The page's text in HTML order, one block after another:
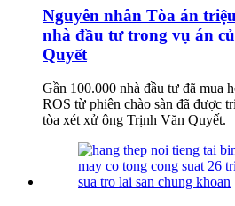
Nguyên nhân Tòa án
nhà đầu tư trong vụ án
Quyết
Gần 100.000 nhà đầu tư đã mua
ROS từ phiên chào sàn đã được
tòa xét xử ông Trịnh Văn Quyết.